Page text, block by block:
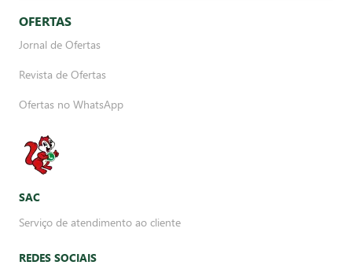
OFERTAS
Jornal de Ofertas
Revista de Ofertas
Ofertas no WhatsApp
SAC
Serviço de atendimento ao cliente
REDES SOCIAIS